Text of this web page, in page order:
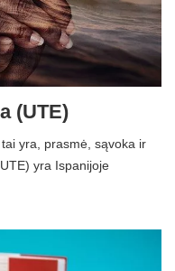
(UTE)
yra, prasmė, sąvoka ir
yra Ispanijoje